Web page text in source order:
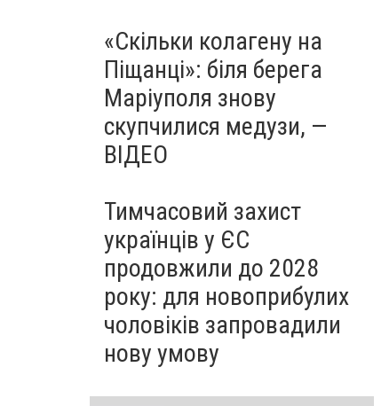
«Скільки колагену на
Піщанці»: біля берега
Маріуполя знову
скупчилися медузи, —
ВІДЕО
Тимчасовий захист
українців у ЄС
продовжили до 2028
року: для новоприбулих
чоловіків запровадили
нову умову